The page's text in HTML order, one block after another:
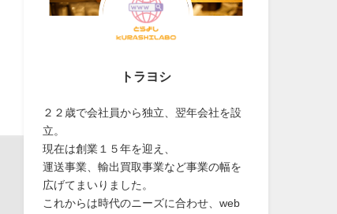
トラヨシ
２２歳で会社員から独立、翌年会社を設
立。
現在は創業１５年を迎え、
運送事業、輸出買取事業など事業の幅を
広げてまいりました。
これからは時代のニーズに合わせ、web